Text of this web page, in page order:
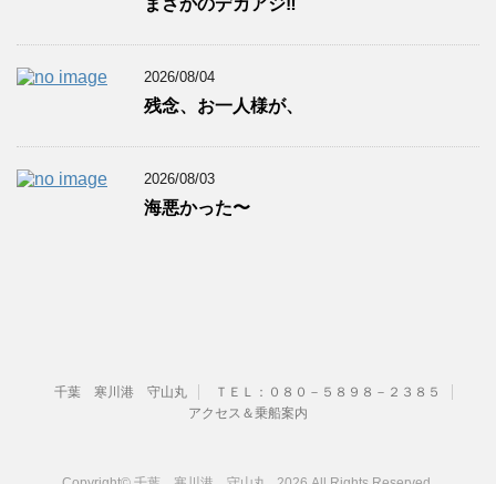
2026/08/04
残念、お一人様が、
2026/08/03
海悪かった〜
千葉 寒川港 守山丸
ＴＥＬ：０８０－５８９８－２３８５
アクセス＆乗船案内